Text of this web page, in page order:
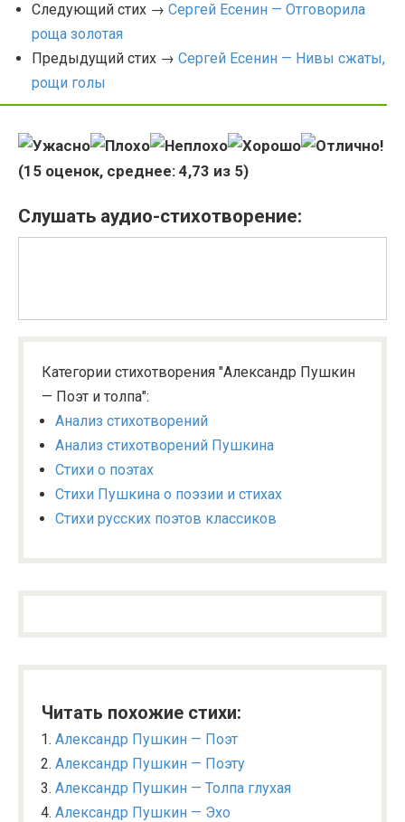
Следующий стих → Сергей Есенин — Отговорила
роща золотая
Предыдущий стих → Сергей Есенин — Нивы сжаты,
рощи голы
(15 оценок, среднее: 4,73 из 5)
Слушать аудио-стихотворение:
Категории стихотворения "Александр Пушкин
— Поэт и толпа":
Анализ стихотворений
Анализ стихотворений Пушкина
Стихи о поэтах
Стихи Пушкина о поэзии и стихах
Стихи русских поэтов классиков
Читать похожие стихи:
Александр Пушкин — Поэт
Александр Пушкин — Поэту
Александр Пушкин — Толпа глухая
Александр Пушкин — Эхо